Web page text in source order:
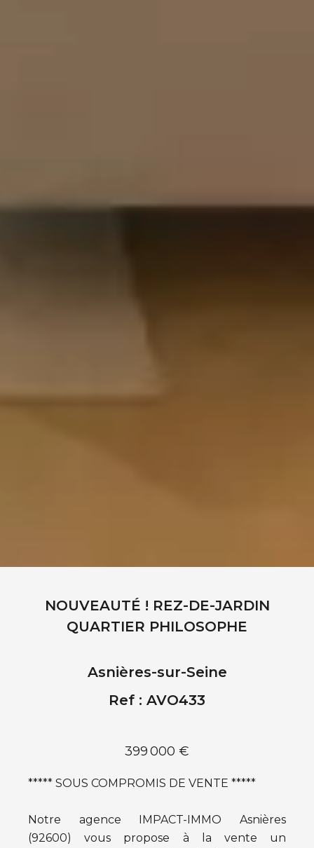
NOUVEAUTÉ ! REZ-DE-JARDIN
QUARTIER PHILOSOPHE
Asnières-sur-Seine
Ref : AVO433
399 000 €
***** SOUS COMPROMIS DE VENTE *****
Notre agence IMPACT-IMMO Asnières
(92600) vous propose à la vente un